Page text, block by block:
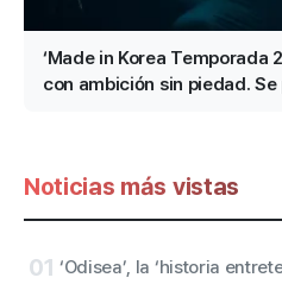
‘Made in Korea Temporada
con ambición sin piedad.
Noticias más vistas
01